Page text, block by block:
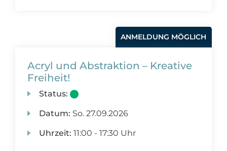
ANMELDUNG MÖGLICH
Acryl und Abstraktion – Kreative
Freiheit!
Status:
Datum: So. 27.09.2026
Uhrzeit: 11:00 - 17:30 Uhr